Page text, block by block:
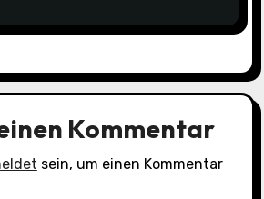
Kommentar
sein, um einen Kommentar